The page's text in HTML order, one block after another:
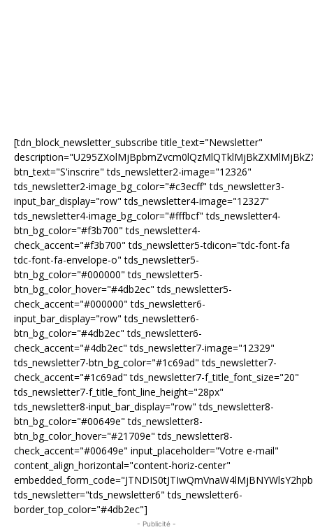
[tdn_block_newsletter_subscribe title_text="Newsletter"
btn_text="S'inscrire" tds_newsletter2-image="12326"
tds_newsletter2-image_bg_color="#c3ecff" tds_newsletter3-
input_bar_display="row" tds_newsletter4-image="12327"
tds_newsletter4-image_bg_color="#fffbcf" tds_newsletter4-
btn_bg_color="#f3b700" tds_newsletter4-
check_accent="#f3b700" tds_newsletter5-tdicon="tdc-font-fa
tdc-font-fa-envelope-o" tds_newsletter5-
btn_bg_color="#000000" tds_newsletter5-
btn_bg_color_hover="#4db2ec" tds_newsletter5-
check_accent="#000000" tds_newsletter6-
input_bar_display="row" tds_newsletter6-
btn_bg_color="#4db2ec" tds_newsletter6-
check_accent="#4db2ec" tds_newsletter7-image="12329"
tds_newsletter7-btn_bg_color="#1c69ad" tds_newsletter7-
check_accent="#1c69ad" tds_newsletter7-f_title_font_size="20"
tds_newsletter7-f_title_font_line_height="28px"
tds_newsletter8-input_bar_display="row" tds_newsletter8-
btn_bg_color="#00649e" tds_newsletter8-
btn_bg_color_hover="#21709e" tds_newsletter8-
check_accent="#00649e" input_placeholder="Votre e-mail"
content_align_horizontal="content-horiz-center"
tds_newsletter="tds_newsletter6" tds_newsletter6-
border_top_color="#4db2ec"]
- Publicité -